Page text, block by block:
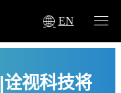
EN
视科技将